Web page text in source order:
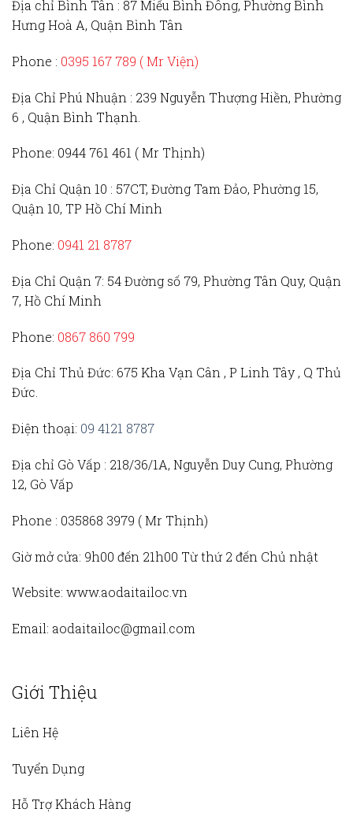
Địa chỉ Bình Tân : 87 Miếu Bình Đông, Phường Bình
Hưng Hoà A, Quận Bình Tân
Phone : 0395 167 789 ( Mr Viện)
Địa Chỉ Phú Nhuận : 239 Nguyễn Thượng Hiền, Phường
6 , Quận Bình Thạnh.
Phone: 0944 761 461 ( Mr Thịnh)
Địa Chỉ Quận 10 : 57CT, Đường Tam Đảo, Phường 15,
Quận 10, TP Hồ Chí Minh
Phone: 0941 21 8787
Địa Chỉ Quận 7: 54 Đường số 79, Phường Tân Quy, Quận
7, Hồ Chí Minh
Phone: 0867 860 799
Địa Chỉ Thủ Đức: 675 Kha Vạn Cân , P Linh Tây , Q Thủ
Đức.
Điện thoại: 09 4121 8787
Địa chỉ Gò Vấp : 218/36/1A, Nguyễn Duy Cung, Phường
12, Gò Vấp
Phone : 035868 3979 (Mr Thịnh)
Giờ mở cửa: 9h00 đến 21h00 Từ thứ 2 đến Chủ nhật
Website: www.aodaitailoc.vn
Email: aodaitailoc@gmail.com
Giới Thiệu
Liên Hệ
Tuyển Dụng
Hỗ Trợ Khách Hàng